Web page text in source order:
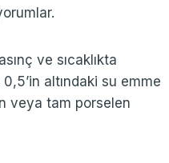
ve sıcaklıkta
altındaki su emme
veya tam porselen